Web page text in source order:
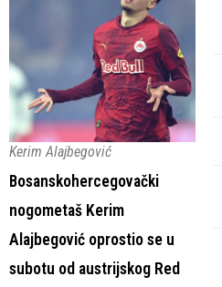
Kerim Alajbegović
Bosanskohercegovački
nogometaš Kerim
Alajbegović oprostio se u
subotu od austrijskog Red